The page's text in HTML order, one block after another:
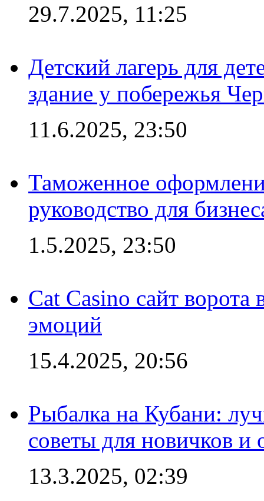
29.7.2025, 11:25
Детский лагерь для
здание у побережья
11.6.2025, 23:50
Таможенное
руководство для
1.5.2025, 23:50
Cat Casino сайт
эмоций
15.4.2025, 20:56
Рыбалка на Кубани:
советы для новичков
13.3.2025, 02:39